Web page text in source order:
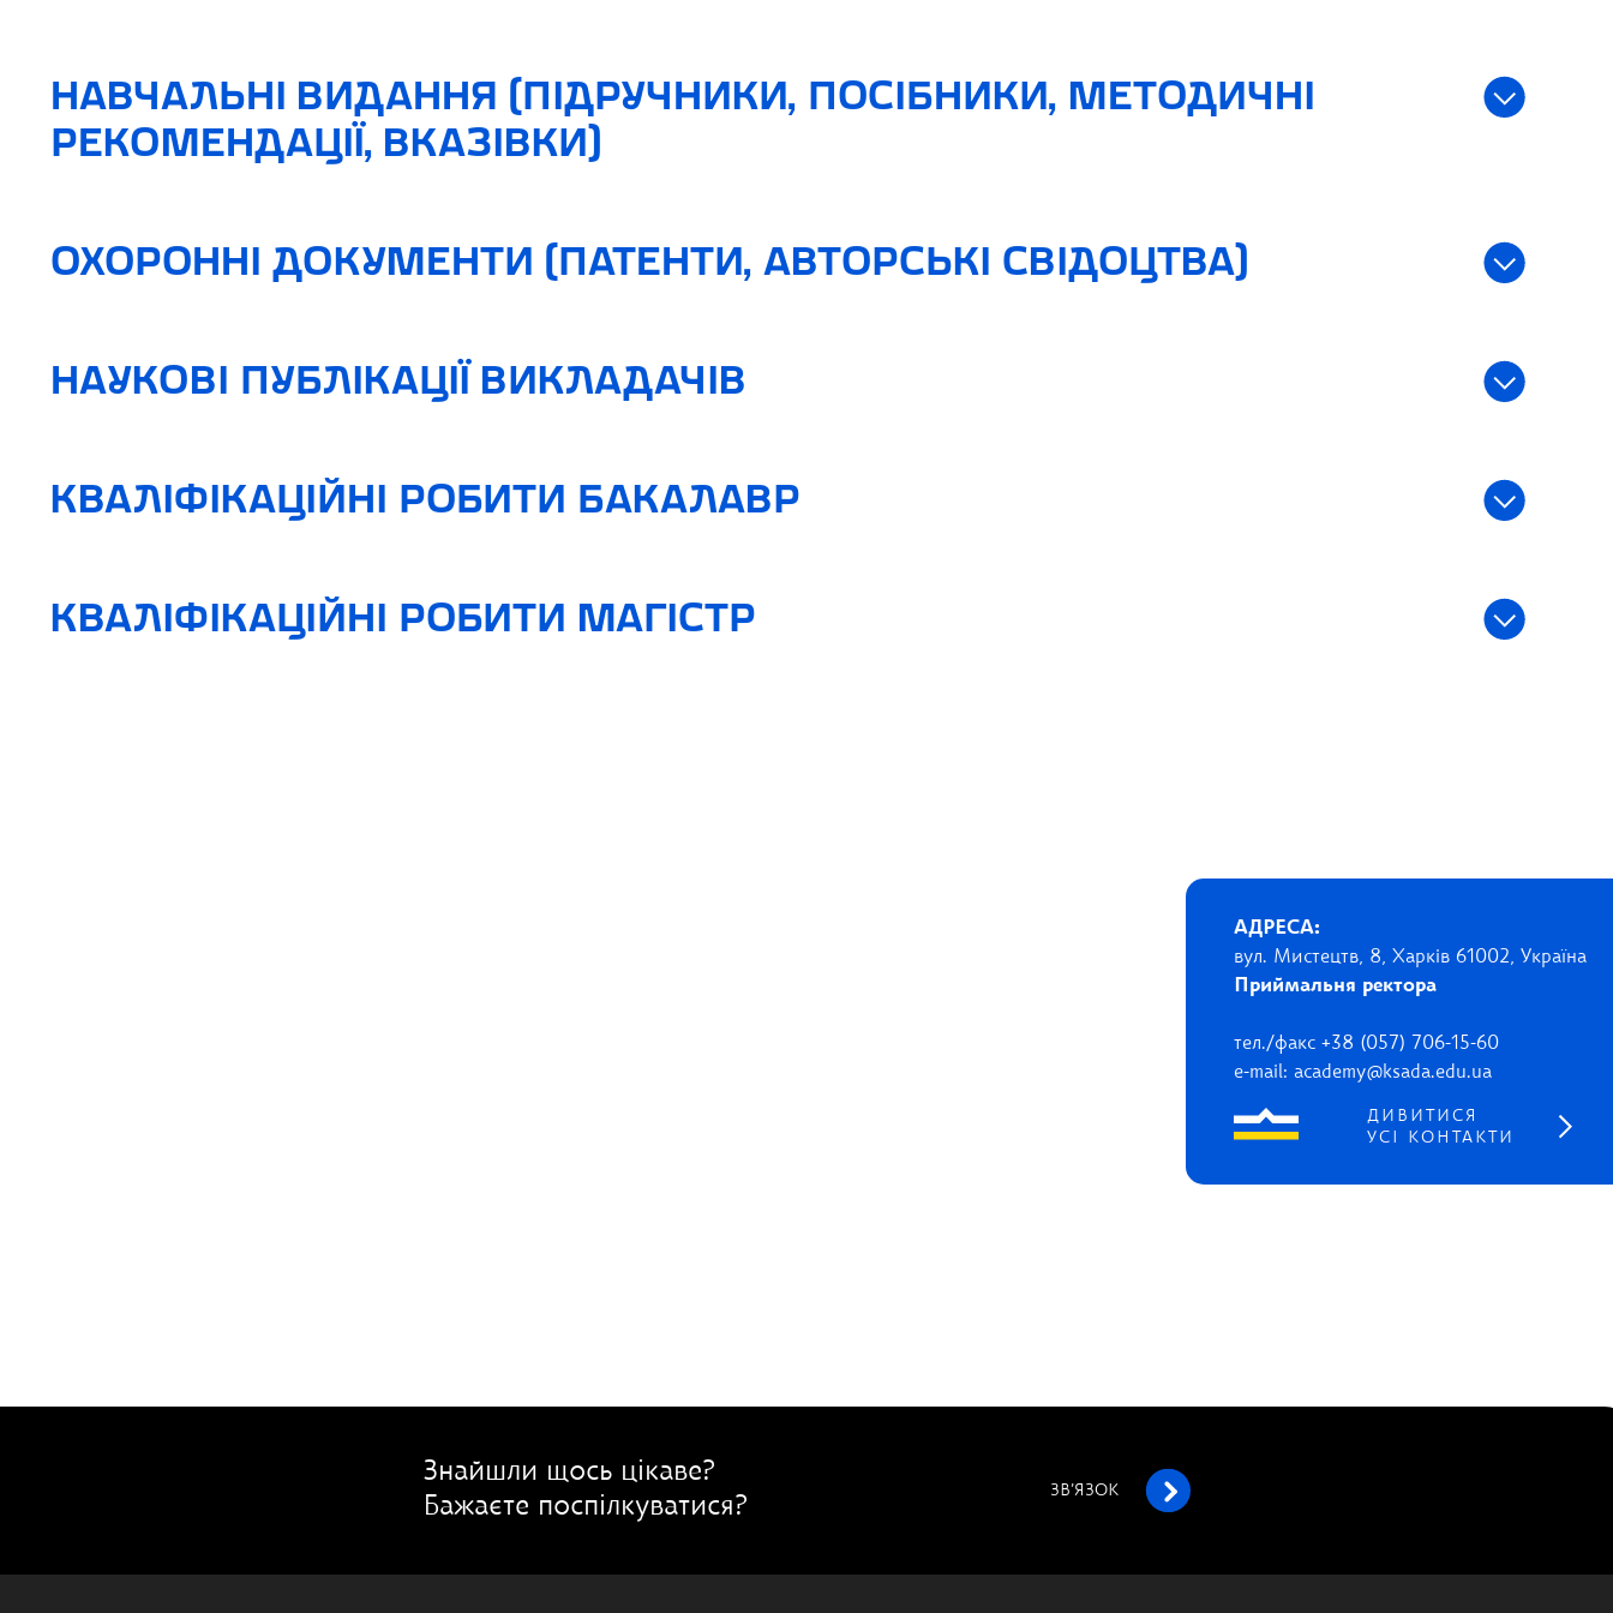
НАВЧАЛЬНІ ВИДАННЯ (ПІДРУЧНИКИ, ПОСІБНИКИ, МЕТОДИЧНІ
РЕКОМЕНДАЦІЇ, ВКАЗІВКИ)
ОХОРОННІ ДОКУМЕНТИ (ПАТЕНТИ, АВТОРСЬКІ СВІДОЦТВА)
НАУКОВІ ПУБЛІКАЦІЇ ВИКЛАДАЧІВ
КВАЛІФІКАЦІЙНІ РОБИТИ БАКАЛАВР
КВАЛІФІКАЦІЙНІ РОБИТИ МАГІСТР
АДРЕСА:
вул. Мистецтв, 8, Харків 61002, Україна
Приймальня ректора
тел./факс +38 (057) 706-15-60
e-mail: academy@ksada.edu.ua
ДИВИТИСЯ
УСІ КОНТАКТИ
Знайшли щось цікаве?
Бажаєте поспілкуватися?
ЗВ’ЯЗОК